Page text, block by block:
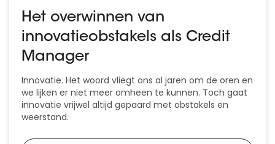
Het overwinnen van
innovatieobstakels als Credit
Manager
Innovatie. Het woord vliegt ons al jaren om de oren en
we lijken er niet meer omheen te kunnen. Toch gaat
innovatie vrijwel altijd gepaard met obstakels en
weerstand.